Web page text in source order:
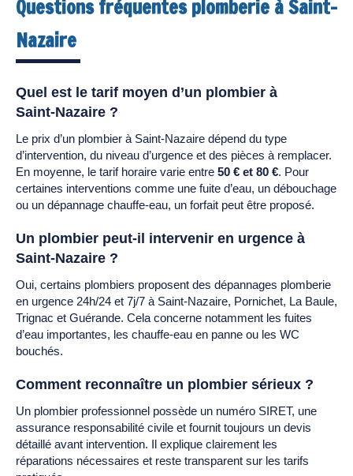
Questions fréquentes plomberie à Saint-
Nazaire
Quel est le tarif moyen d’un plombier à
Saint-Nazaire ?
Le prix d’un plombier à Saint-Nazaire dépend du type
d’intervention, du niveau d’urgence et des pièces à remplacer.
En moyenne, le tarif horaire varie entre 50 € et 80 €. Pour
certaines interventions comme une fuite d’eau, un débouchage
ou un dépannage chauffe-eau, un forfait peut être proposé.
Un plombier peut-il intervenir en urgence à
Saint-Nazaire ?
Oui, certains plombiers proposent des dépannages plomberie
en urgence 24h/24 et 7j/7 à Saint-Nazaire, Pornichet, La Baule,
Trignac et Guérande. Cela concerne notamment les fuites
d’eau importantes, les chauffe-eau en panne ou les WC
bouchés.
Comment reconnaître un plombier sérieux ?
Un plombier professionnel possède un numéro SIRET, une
assurance responsabilité civile et fournit toujours un devis
détaillé avant intervention. Il explique clairement les
réparations nécessaires et reste transparent sur les tarifs